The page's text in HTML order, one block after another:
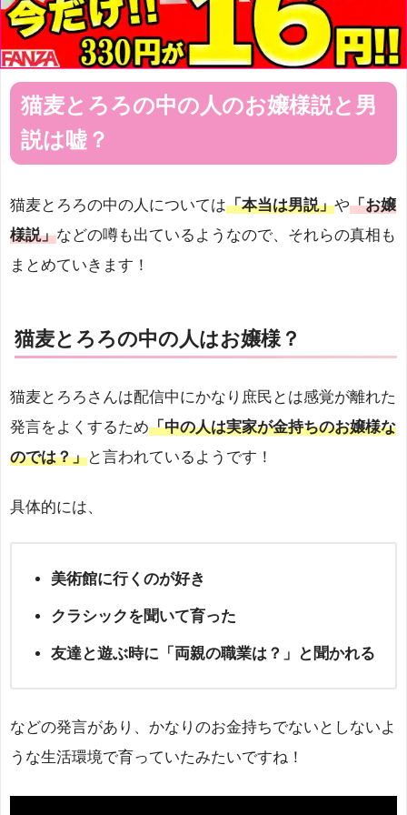
猫麦とろろの中の人のお嬢様説と男
説は嘘？
猫麦とろろの中の人については「本当は男説」や「お嬢
様説」などの噂も出ているようなので、それらの真相も
まとめていきます！
猫麦とろろの中の人はお嬢様？
猫麦とろろさんは配信中にかなり庶民とは感覚が離れた
発言をよくするため「中の人は実家が金持ちのお嬢様な
のでは？」と言われているようです！
具体的には、
美術館に行くのが好き
クラシックを聞いて育った
友達と遊ぶ時に「両親の職業は？」と聞かれる
などの発言があり、かなりのお金持ちでないとしないよ
うな生活環境で育っていたみたいですね！